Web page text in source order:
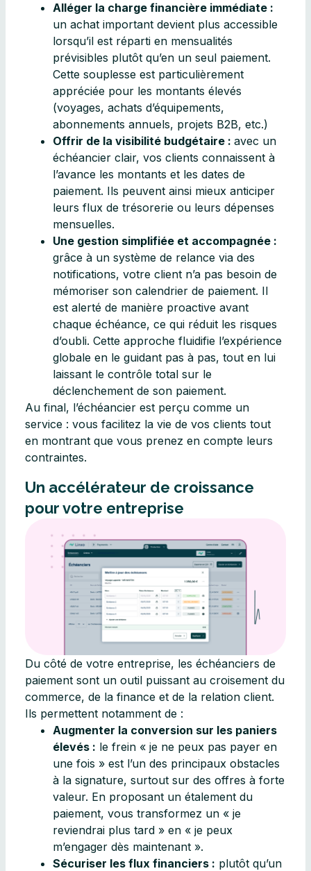
Alléger la charge financière immédiate :
un achat important devient plus accessible
lorsqu’il est réparti en mensualités
prévisibles plutôt qu’en un seul paiement.
Cette souplesse est particulièrement
appréciée pour les montants élevés
(voyages, achats d’équipements,
abonnements annuels, projets B2B, etc.)
Offrir de la visibilité budgétaire : avec un
échéancier clair, vos clients connaissent à
l’avance les montants et les dates de
paiement. Ils peuvent ainsi mieux anticiper
leurs flux de trésorerie ou leurs dépenses
mensuelles.
Une gestion simplifiée et accompagnée :
grâce à un système de relance via des
notifications, votre client n’a pas besoin de
mémoriser son calendrier de paiement. Il
est alerté de manière proactive avant
chaque échéance, ce qui réduit les risques
d’oubli. Cette approche fluidifie l’expérience
globale en le guidant pas à pas, tout en lui
laissant le contrôle total sur le
déclenchement de son paiement.
Au final, l’échéancier est perçu comme un
service : vous facilitez la vie de vos clients tout
en montrant que vous prenez en compte leurs
contraintes.​
Un accélérateur de croissance
pour votre entreprise
Du côté de votre entreprise, les échéanciers de
paiement sont un outil puissant au croisement du
commerce, de la finance et de la relation client.
Ils permettent notamment de :​
Augmenter la conversion sur les paniers
élevés : le frein « je ne peux pas payer en
une fois » est l’un des principaux obstacles
à la signature, surtout sur des offres à forte
valeur. En proposant un étalement du
paiement, vous transformez un « je
reviendrai plus tard » en « je peux
m’engager dès maintenant ».
Sécuriser les flux financiers : plutôt qu’un